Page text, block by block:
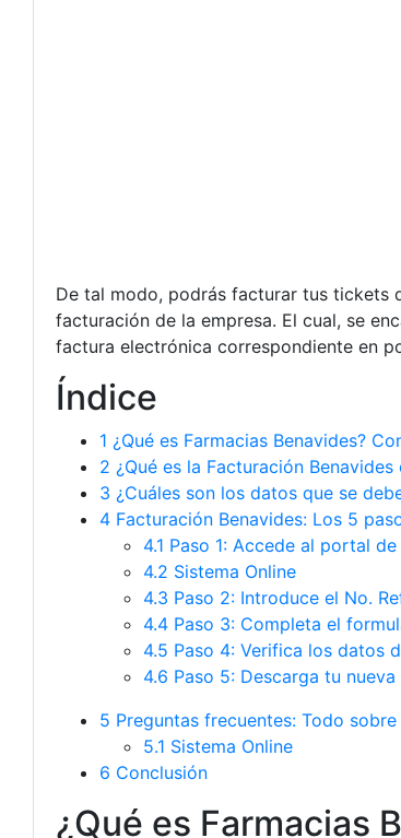
De tal modo, podrás facturar tus tickets
facturación de la empresa. El cual, se
factura electrónica correspondiente en
Índice
1 ¿Qué es Farmacias Benavides?
2 ¿Qué es la Facturación Benavides
3 ¿Cuáles son los datos que se
4 Facturación Benavides: Los 5
4.1 Paso 1: Accede al portal
4.2 Sistema Online
4.3 Paso 2: Introduce el No.
4.4 Paso 3: Completa el
4.5 Paso 4: Verifica los datos
4.6 Paso 5: Descarga tu
5 Preguntas frecuentes: Todo
5.1 Sistema Online
6 Conclusión
¿Qué es Farmacias